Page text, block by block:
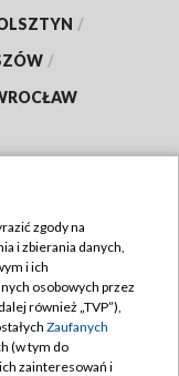
/
/
zgody na
i zbierania danych,
i ich
osobowych przez
również „TVP”),
Zaufanych
(w tym do
zainteresowań i